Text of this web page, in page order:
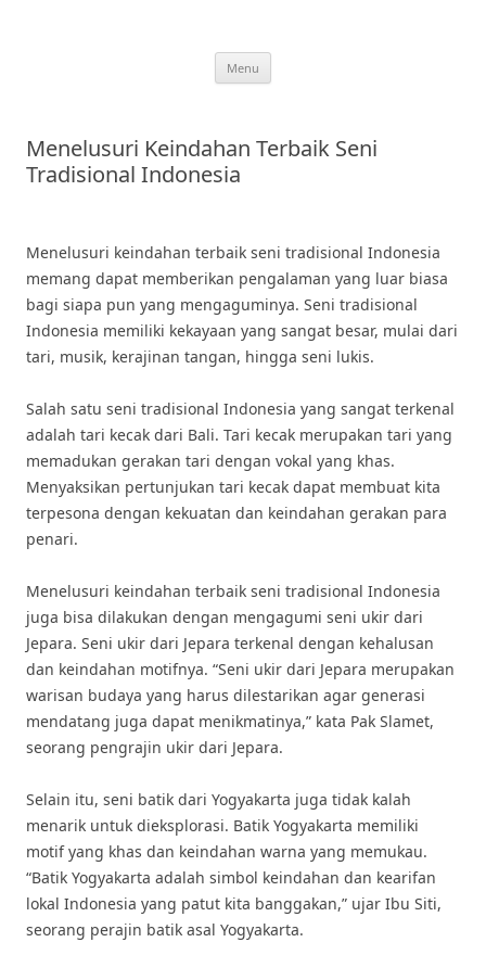
Menu
Menelusuri Keindahan Terbaik Seni
Tradisional Indonesia
Menelusuri keindahan terbaik seni tradisional Indonesia
memang dapat memberikan pengalaman yang luar biasa
bagi siapa pun yang mengaguminya. Seni tradisional
Indonesia memiliki kekayaan yang sangat besar, mulai dari
tari, musik, kerajinan tangan, hingga seni lukis.
Salah satu seni tradisional Indonesia yang sangat terkenal
adalah tari kecak dari Bali. Tari kecak merupakan tari yang
memadukan gerakan tari dengan vokal yang khas.
Menyaksikan pertunjukan tari kecak dapat membuat kita
terpesona dengan kekuatan dan keindahan gerakan para
penari.
Menelusuri keindahan terbaik seni tradisional Indonesia
juga bisa dilakukan dengan mengagumi seni ukir dari
Jepara. Seni ukir dari Jepara terkenal dengan kehalusan
dan keindahan motifnya. “Seni ukir dari Jepara merupakan
warisan budaya yang harus dilestarikan agar generasi
mendatang juga dapat menikmatinya,” kata Pak Slamet,
seorang pengrajin ukir dari Jepara.
Selain itu, seni batik dari Yogyakarta juga tidak kalah
menarik untuk dieksplorasi. Batik Yogyakarta memiliki
motif yang khas dan keindahan warna yang memukau.
“Batik Yogyakarta adalah simbol keindahan dan kearifan
lokal Indonesia yang patut kita banggakan,” ujar Ibu Siti,
seorang perajin batik asal Yogyakarta.